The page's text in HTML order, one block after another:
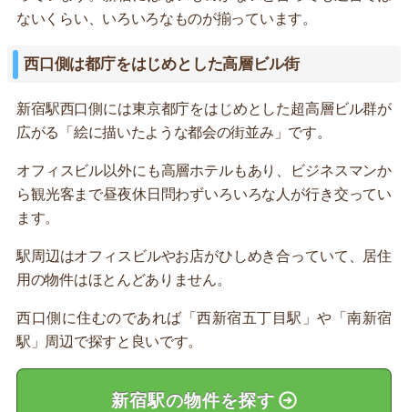
ないくらい、いろいろなものが揃っています。
西口側は都庁をはじめとした高層ビル街
新宿駅西口側には東京都庁をはじめとした超高層ビル群が
広がる「絵に描いたような都会の街並み」です。
オフィスビル以外にも高層ホテルもあり、ビジネスマンか
ら観光客まで昼夜休日問わずいろいろな人が行き交ってい
ます。
駅周辺はオフィスビルやお店がひしめき合っていて、居住
用の物件はほとんどありません。
西口側に住むのであれば「西新宿五丁目駅」や「南新宿
駅」周辺で探すと良いです。
新宿駅の物件を探す